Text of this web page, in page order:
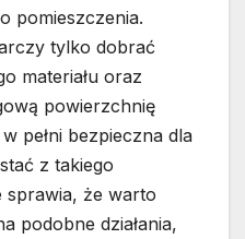
pomieszczenia.
tylko dobrać
materiału oraz
powierzchnię
pełni bezpieczna dla
z takiego
sprawia, że warto
podobne działania,